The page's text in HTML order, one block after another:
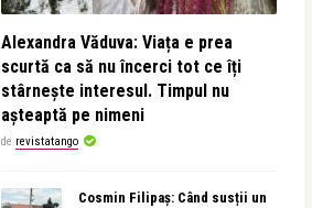
Alexandra Văduva: Viața e prea
scurtă ca să nu încerci tot ce îți
stârnește interesul. Timpul nu
așteaptă pe nimeni
de revistatango
Cosmin Filipaș: Când susții un